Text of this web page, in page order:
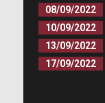
08/09/2022
10/09/2022
13/09/2022
17/09/2022